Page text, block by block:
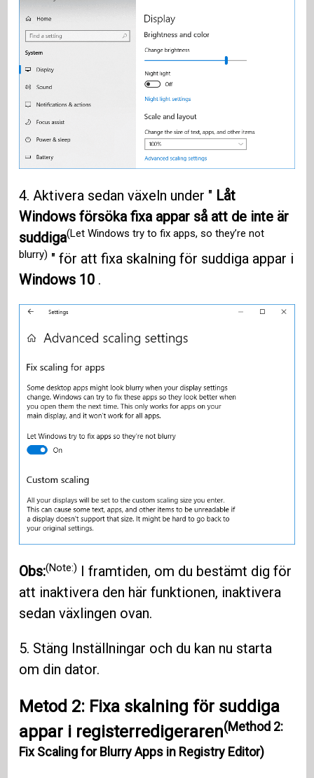
4. Aktivera sedan växeln under " Låt
Windows försöka fixa appar så att de inte är
suddiga(Let Windows try to fix apps, so they’re not
blurry) " för att fixa skalning för suddiga appar i
Windows 10 .
Obs:(Note:)
I framtiden, om du bestämt dig för
att inaktivera den här funktionen, inaktivera
sedan växlingen ovan.
5. Stäng Inställningar och du kan nu starta
om din dator.
Metod 2: Fixa skalning för suddiga
appar i registerredigeraren(Method 2:
Fix Scaling for Blurry Apps in Registry Editor)